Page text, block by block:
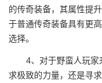
的传奇装备，其属性提
于普通传奇装备具有更
选择。
4、对于野蛮人玩家
求极致的力量，还是寻